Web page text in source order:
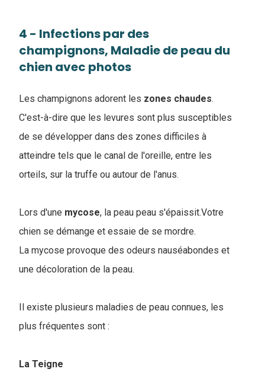
4 - Infections par des
champignons, Maladie de peau du
chien avec photos
Les champignons adorent les zones chaudes.
C'est-à-dire que les levures sont plus susceptibles
de se développer dans des zones difficiles à
atteindre tels que le canal de l'oreille, entre les
orteils, sur la truffe ou autour de l'anus.
Lors d'une mycose, la peau peau s'épaissit.Votre
chien se démange et essaie de se mordre.
La mycose provoque des odeurs nauséabondes et
une décoloration de la peau.
Il existe plusieurs maladies de peau connues, les
plus fréquentes sont :
La Teigne